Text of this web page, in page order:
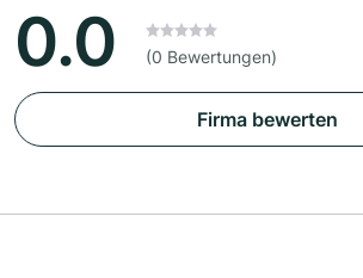
0.0 (0 Bewertungen)
Firma bewerten